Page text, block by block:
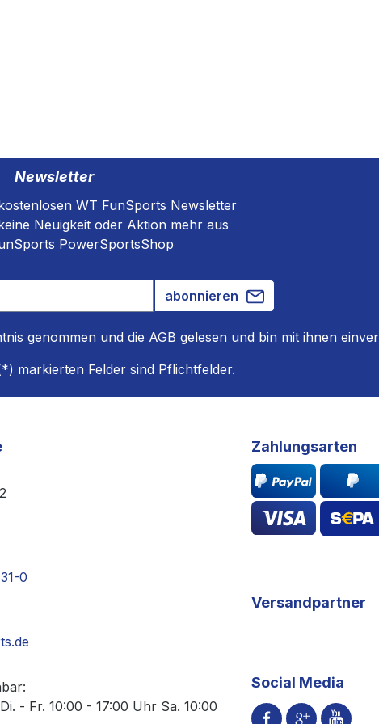
Newsletter
WT FunSports Newsletter
Neuigkeit oder Aktion mehr aus
PowerSportsShop
abonnieren
genommen und die AGB gelesen und bin mit ihnen
markierten Felder sind Pflichtfelder.
0
- Fr. 10:00 - 17:00 Uhr Sa. 10:00
Zahlungsarten
Versandpartner
Social Media